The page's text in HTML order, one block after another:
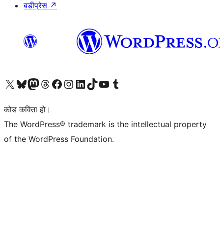
बडीप्रेस ↗
हाम्रो X (पहिले ट्विटर) खातामा जानुहोस्
हाम्रो Bluesky खाता भ्रमण गर्नुहोस्
हाम्रो म्यास्टोडन खाता भ्रमण गर्नुहोस्
हाम्रो थ्रेड्स खातामा जानुहोस्
हाम्रो फेसबुक पेजमा जानुहोस्
हाम्रो इन्स्टाग्राम खातामा जानुहोस्
हाम्रो लिङ्क्डइन खातामा जानुहोस्
हाम्रो TikTok खाता भ्रमण गर्नुहोस्
हाम्रो युट्युब च्यानलमा जानुहोस्
हाम्रो टम्बलर खाता भ्रमण गर्नुहोस्
कोड कविता हो।
The WordPress® trademark is the intellectual property
of the WordPress Foundation.